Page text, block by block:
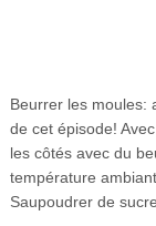
Beurrer les moules:
de cet épisode!
les côtés avec du
température
Saupoudrer de